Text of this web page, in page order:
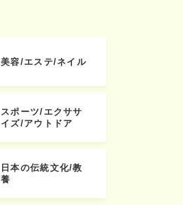
美容/エステ/ネイル
スポーツ/エクササ
イズ/アウトドア
日本の伝統文化/教
養